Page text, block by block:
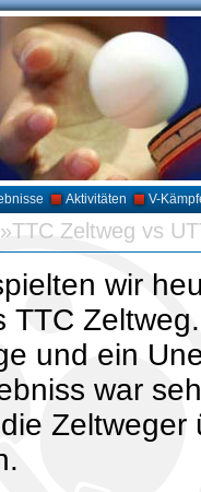
Aktivitäten V-
»TTC Zeltweg vs
wir
TTC
und ein
war